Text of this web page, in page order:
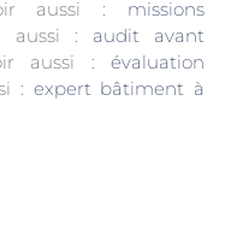
aussi : missions
aussi : audit avant
aussi :évaluation
: expert bâtiment à